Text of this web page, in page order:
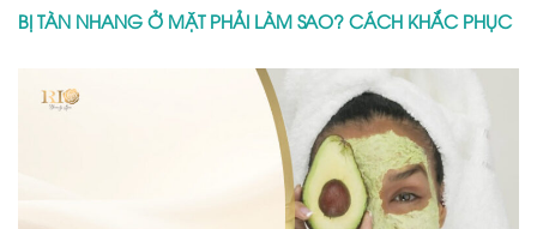
BỊ TÀN NHANG Ở MẶT PHẢI LÀM SAO? CÁCH KHẮC PHỤC